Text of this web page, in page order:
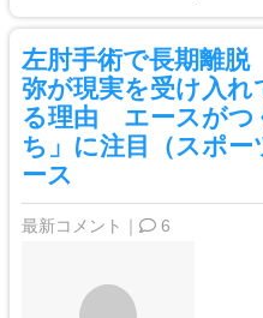
左肘手術で長期離
弥が現実を受け入
る理由 エースがつ
ち」に注目（スポ
ース
最新コメント｜ 6